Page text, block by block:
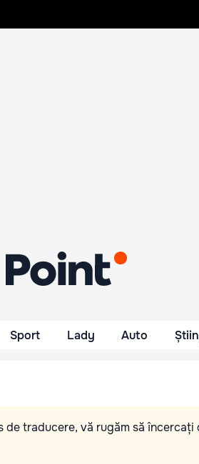
Sport Lady Auto
traducere, vă rugăm să încercați